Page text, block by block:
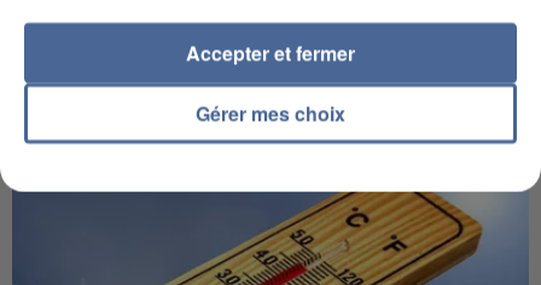
Une enquête ouverte à Marseille après la
découverte d’un enfant de...
Trois personnes ont été placées en garde à vue.
Gérer mes choix
Accepter et fermer